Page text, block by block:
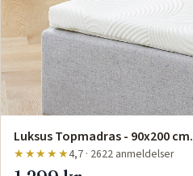
Luksus Topmadras - 90x200 cm.
★★★★★4,7 · 2622 anmeldelser